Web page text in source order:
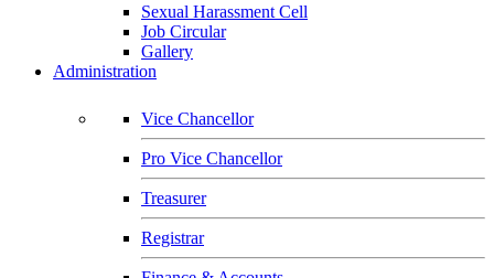
Sexual Harassment Cell
Job Circular
Gallery
Administration
Vice Chancellor
Pro Vice Chancellor
Treasurer
Registrar